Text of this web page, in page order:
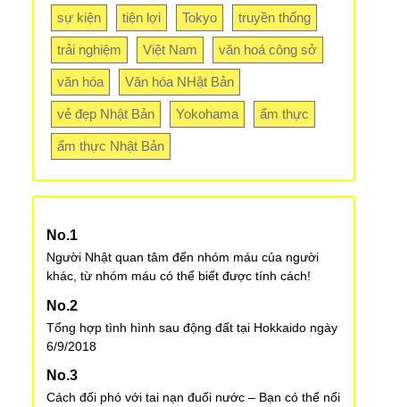
sự kiện tiện lợi Tokyo truyền thống
trải nghiệm Việt Nam văn hoá công sở
văn hóa Văn hóa NHật Bản
vẻ đẹp Nhật Bản Yokohama ẩm thực
ẩm thực Nhật Bản
Người Nhật quan tâm đến nhóm máu của người
khác, từ nhóm máu có thể biết được tính cách!
Tổng hợp tình hình sau động đất tại Hokkaido ngày
6/9/2018
Cách đối phó với tai nạn đuối nước – Bạn có thể nổi